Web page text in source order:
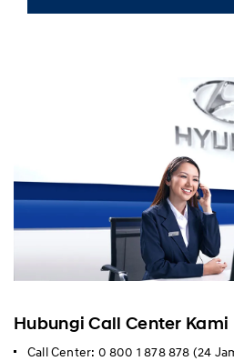
Hubungi Call Center Kami
Call Center: 0 800 1 878 878 (24